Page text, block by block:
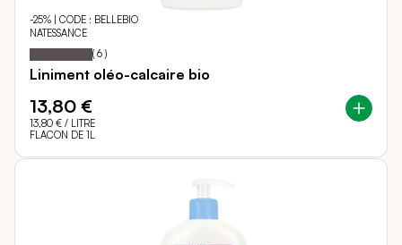
-25% | CODE : BELLEBIO
NATESSANCE
Notation: 100
% of
( 6 )
Liniment oléo-calcaire bio
13,80 €
13,80 € / LITRE
FLACON DE 1L